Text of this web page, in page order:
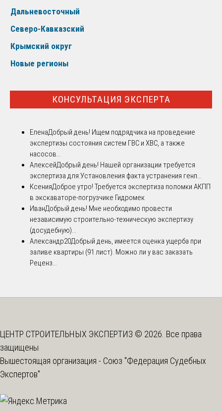
Дальневосточный
Северо-Кавказский
Крымский округ
Новые регионы
КОНСУЛЬТАЦИЯ ЭКСПЕРТА
ЕленаДобрый день! Ищем подрядчика на проведение
экспертизы состояния систем ГВС и ХВС, а также
насосов...
АлексейДобрый день! Нашей организации требуется
экспертиза для:Установления факта устранения генп...
КсенияДоброе утро! Требуется экспертиза поломки АКПП
в экскаваторе-погрузчике Гидромек
ИванДобрый день! Мне необходимо провести
независимую строительно-техническую экспертизу
(досудебную)...
Александр20Добрый день, имеется оценка ущерба при
заливе квартиры (91 лист). Можно ли у вас заказать
Реценз...
ЦЕНТР СТРОИТЕЛЬНЫХ ЭКСПЕРТИЗ © 2026. Все права
защищены
Вышестоящая организация - Союз "Федерация Судебных
Экспертов"